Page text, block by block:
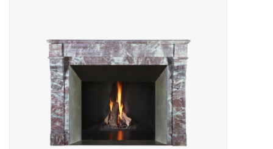
Decoratieve Outdoor
Vloeren - Steen, Terra Cotta